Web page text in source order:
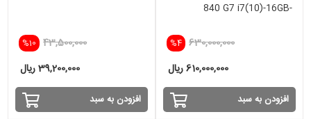
840 G7 i7(10)-16GB-
%4 630,000,000
610,000,000 ریال
افزودن به سبد
%10 43,500,000
39,200,000 ریال
افزودن به سبد